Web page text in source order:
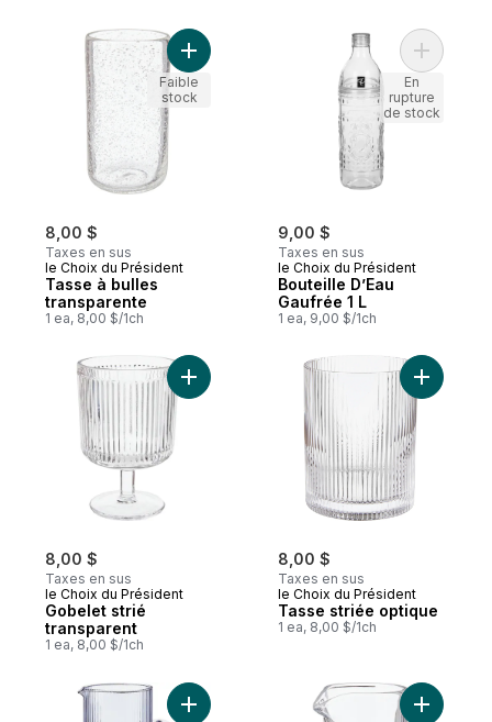
8,00 $
Taxes en sus
le Choix du Président
Tasse à bulles
transparente
1 ea, 8,00 $/1ch
Ajouter Tasse à bulles transparente au
Faible
stock
9,00 $
Taxes en sus
le Choix du Président
Bouteille D’Eau
Gaufrée 1 L
1 ea, 9,00 $/1ch
Ajouter
En
rupture
de stock
8,00 $
Taxes en sus
le Choix du Président
Gobelet strié
transparent
1 ea, 8,00 $/1ch
Ajouter Gobelet strié transparent au
8,00 $
Taxes en sus
le Choix du Président
Tasse striée optique
1 ea, 8,00 $/1ch
Ajouter
Ajouter Pichet strié – bleu au panierAjouter